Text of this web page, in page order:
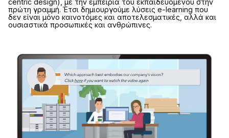
πρώτη γραμμή. Έτσι δημιουργούμε λύσεις e-learning που
δεν είναι μόνο καινοτόμες και αποτελεσματικές, αλλά και
ουσιαστικά προσωπικές και ανθρώπινες.